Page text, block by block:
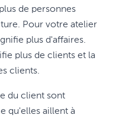
de personnes
Pour votre atelier
plus d'affaires.
plus de clients et la
clients.
du client sont
qu'elles aillent à